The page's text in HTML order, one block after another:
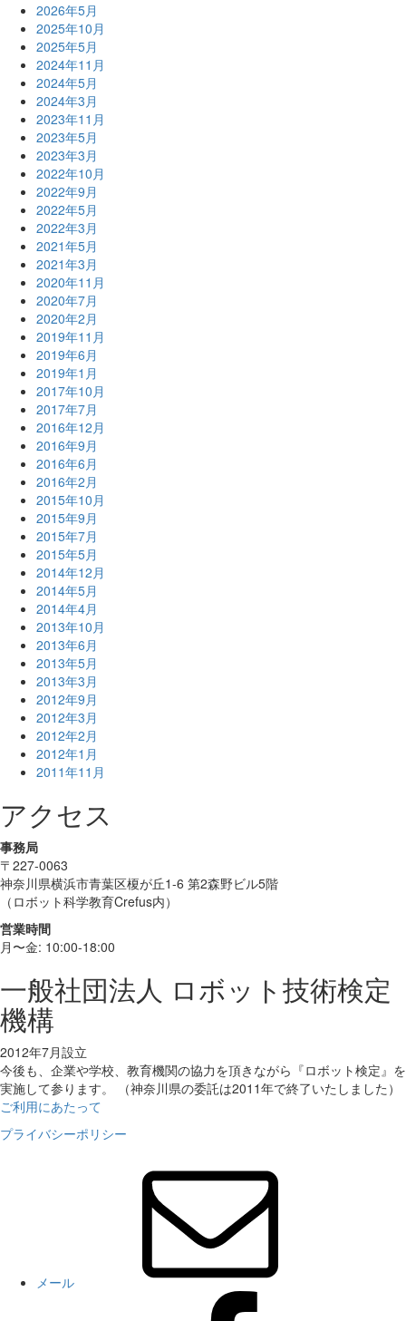
2026年5月
2025年10月
2025年5月
2024年11月
2024年5月
2024年3月
2023年11月
2023年5月
2023年3月
2022年10月
2022年9月
2022年5月
2022年3月
2021年5月
2021年3月
2020年11月
2020年7月
2020年2月
2019年11月
2019年6月
2019年1月
2017年10月
2017年7月
2016年12月
2016年9月
2016年6月
2016年2月
2015年10月
2015年9月
2015年7月
2015年5月
2014年12月
2014年5月
2014年4月
2013年10月
2013年6月
2013年5月
2013年3月
2012年9月
2012年3月
2012年2月
2012年1月
2011年11月
アクセス
事務局
〒227-0063
神奈川県横浜市青葉区榎が丘1-6 第2森野ビル5階
（ロボット科学教育Crefus内）
営業時間
月〜金: 10:00-18:00
一般社団法人 ロボット技術検定
機構
2012年7月設立
今後も、企業や学校、教育機関の協力を頂きながら『ロボット検定』を
実施して参ります。 （神奈川県の委託は2011年で終了いたしました）
ご利用にあたって
プライバシーポリシー
メール